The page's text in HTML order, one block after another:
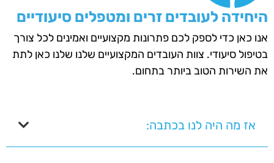
היחידה לעובדים זרים ומטפלים סיעודיים
אנו כאן כדי לספק לכם פתרונות מקצועיים ואמינים לכל צורך
בטיפול סיעודי. צוות העובדים המקצועיים שלנו שלנו כאן לתת
את השירות הטוב ביותר בתחום.
אז מה היה לנו בכתבה: